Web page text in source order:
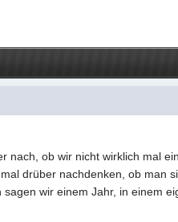
ob wir nicht wirklich mal
drüber nachdenken, ob man
wir einem Jahr, in einem